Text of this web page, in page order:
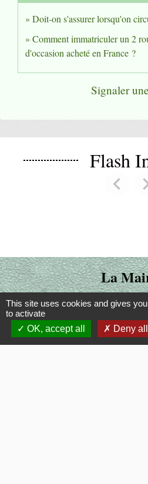
Doit-on s'assurer lorsqu'on
Comment immatriculer un 2
d'occasion acheté en France ?
Signaler
Flash
chevron_leftPrevious
La
Commune de
60510
+33 3 44
This site uses cookies and gives
to activate
OK, accept all
Deny